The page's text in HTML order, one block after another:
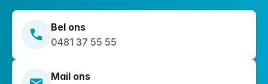
Bel ons
0481 37 55 55
Mail ons